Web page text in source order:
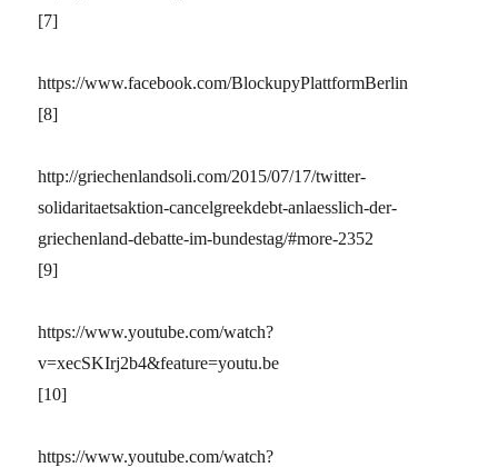
[7]
https://www.facebook.com/BlockupyPlattformBerlin
[8]
http://griechenlandsoli.com/2015/07/17/twitter-
solidaritaetsaktion-cancelgreekdebt-anlaesslich-der-
griechenland-debatte-im-bundestag/#more-2352
[9]
https://www.youtube.com/watch?
v=xecSKIrj2b4&feature=youtu.be
[10]
https://www.youtube.com/watch?